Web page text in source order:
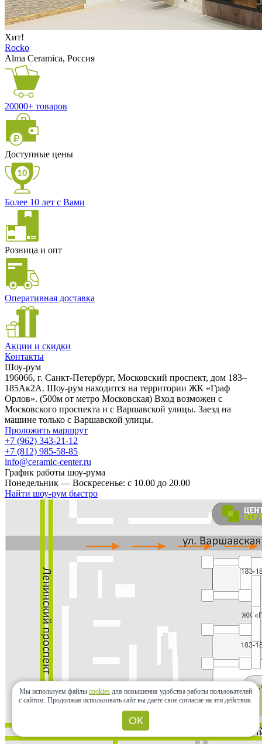
Хит!
Rocko
Alma Ceramica, Россия
20000+ товаров
Доступные цены
Более 10 лет с Вами
Розница и опт
Оперативная доставка
Акции и скидки
Контакты
Шоу-рум
196066, г. Санкт-Петербург, Московский проспект, дом 183–
185Ак2А. Шоу-рум находится на территории ЖК «Граф
Орлов». (500м от метро Московская) Вход возможен с
Московского проспекта и с Варшавской улицы. Заезд на
машине только с Варшавской улицы.
Проложить маршрут
+7 (962) 343-21-12
+7 (812) 985-58-85
info@ceramic-center.ru
График работы шоу-рума
Понедельник — Воскресенье: с 10.00 до 20.00
Найти шоу-рум быстро
Мы используем файлы cookies для повышения удобства работы пользователей
с сайтом. Продолжая использовать сайт вы даете свое согласие на эти действия.
ОК